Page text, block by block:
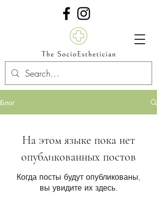
Блог
На этом языке пока нет
опубликованных постов
Когда посты будут опубликованы,
вы увидите их здесь.